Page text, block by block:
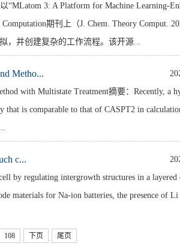
3: A Platform for Machine Learning-
期刊上（J. Chem. Theory Comput.
，并创建复杂的工作流程。该开源...
Metho...
with Multistate Treatment摘要：Recently, a
that is comparable to that of CASPT2 in
c...
by regulating intergrowth structures in a layered
materials for Na-ion batteries, the presence of
108 下页 尾页